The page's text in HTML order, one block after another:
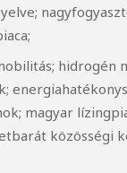
hidrogén
magyar
közösségi